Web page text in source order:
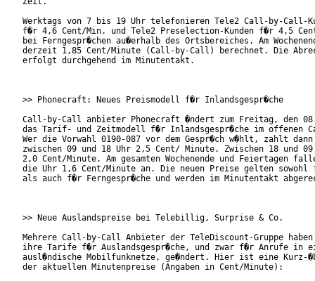
Werktags von 7 bis 19 Uhr telefonieren Tele2 Call-by-Call-
f�r 4,6 Cent/Min. und Tele2 Preselection-Kunden f�r 4,5
bei Ferngespr�chen au�erhalb des Ortsbereiches. Am
derzeit 1,85 Cent/Minute (Call-by-Call) berechnet. Die
erfolgt durchgehend im Minutentakt.
>> Phonecraft: Neues Preismodell f�r Inlandsgespr�che
Call-by-Call anbieter Phonecraft �ndert zum Freitag, den
das Tarif- und Zeitmodell f�r Inlandsgespr�che im offenen
Wer die Vorwahl 0190-087 vor dem Gespr�ch w�hlt, zahlt
zwischen 09 und 18 Uhr 2,5 Cent/ Minute. Zwischen 18 und 09
2,0 Cent/Minute. Am gesamten Wochenende und Feiertagen
die Uhr 1,6 Cent/Minute an. Die neuen Preise gelten
als auch f�r Ferngespr�che und werden im Minutentakt
>> Neue Auslandspreise bei Telebillig, Surprise & Co.
Mehrere Call-by-Call Anbieter der TeleDiscount-Gruppe
ihre Tarife f�r Auslandsgespr�che, und zwar f�r Anrufe in
ausl�ndische Mobilfunknetze, ge�ndert. Hier ist eine Kurz-
der aktuellen Minutenpreise (Angaben in Cent/Minute):